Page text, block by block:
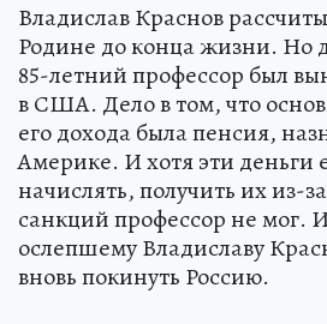
Владислав Краснов
Родине до конца жизни. Но
85-летний профессор был
в США. Дело в том, что
его дохода была пенсия,
Америке. И хотя эти деньги
начислять, получить их из-
санкций профессор не мог.
ослепшему Владиславу
вновь покинуть Россию.